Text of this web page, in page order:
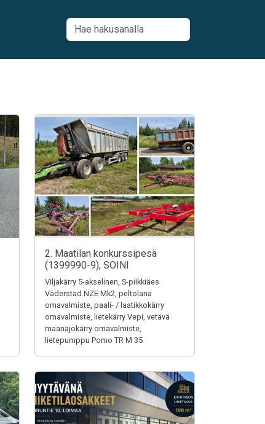
2. Maatilan konkurssipesä
(1399990-9), SOINI
Viljakärry 5-akselinen, S-piikkiäes
Väderstad NZE Mk2, peltolana
omavalmiste, paali- / laatikkokärry
omavalmiste, lietekärry Vepi, vetävä
maanajokärry omavalmiste,
lietepumppu Pomo TR M 35